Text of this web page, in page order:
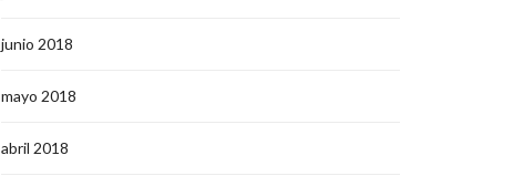
junio 2018
mayo 2018
abril 2018